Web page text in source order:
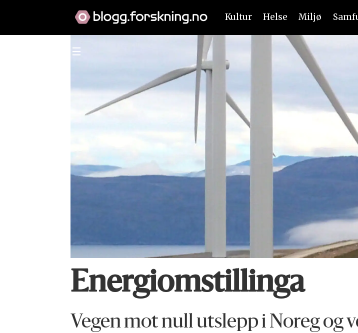
Kultur Helse Miljø
Energiomstillinga
Vegen mot null utslepp i Noreg og